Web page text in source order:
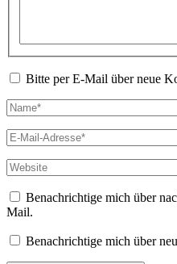
Bitte per E-Mail über neue
Name*
E-
Mail-
Adresse*
Website
Benachrichtige mich über
Mail.
Benachrichtige mich über